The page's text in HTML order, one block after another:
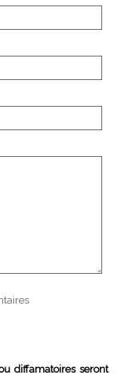
diffamatoires seront